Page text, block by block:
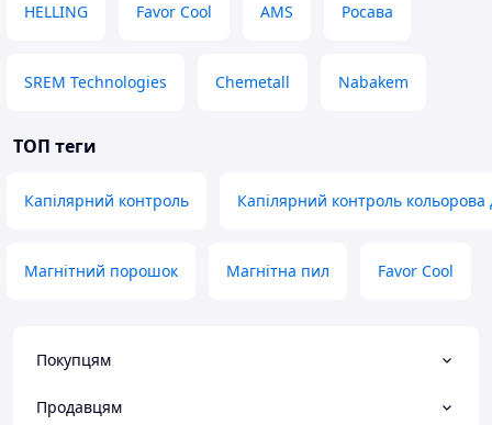
✔ Підходить для всіх популярних фреонів
холодильні системи середнього та великого
промислове кліматичне обладнання
капілярні регулятори та дозувальні вузли
Довжина бухти:
HELLING Favor Cool AMS Росава
SREM Technologies Chemetall Nabakem
ТОП теги
Капілярний контроль Капілярний контроль кольорова
Магнітний порошок Магнітна пил Favor Cool
Покупцям
Продавцям